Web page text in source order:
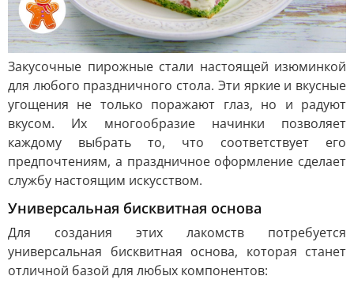
Закусочные пирожные стали настоящей изюминкой
для любого праздничного стола. Эти яркие и вкусные
угощения не только поражают глаз, но и радуют
вкусом. Их многообразие начинки позволяет
каждому выбрать то, что соответствует его
предпочтениям, а праздничное оформление сделает
службу настоящим искусством.
Универсальная бисквитная основа
Для создания этих лакомств потребуется
универсальная бисквитная основа, которая станет
отличной базой для любых компонентов: